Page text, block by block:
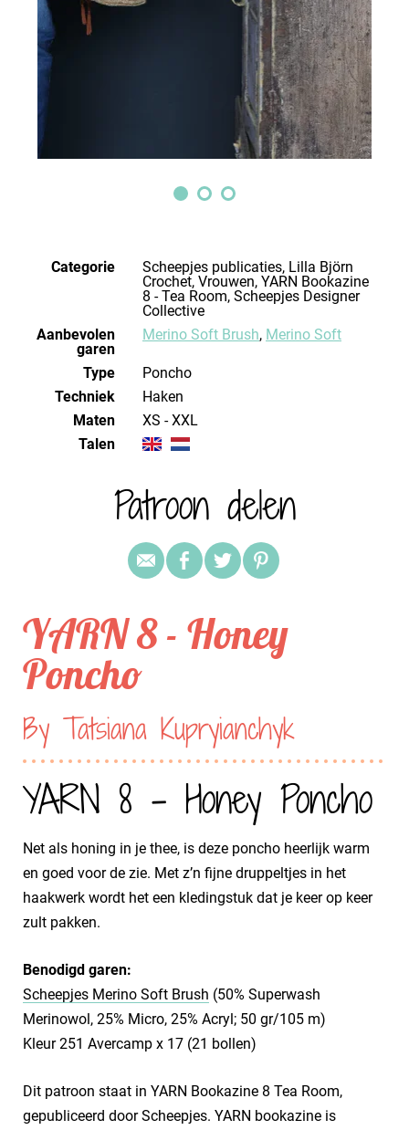
Categorie
Scheepjes publicaties, Lilla Björn
Crochet, Vrouwen, YARN Bookazine
8 - Tea Room, Scheepjes Designer
Collective
Aanbevolen
garen
Merino Soft Brush, Merino Soft
Type
Poncho
Techniek
haken
Maten
XS - XXL
Talen
Patroon delen
YARN 8 - Honey
Poncho
By Tatsiana Kupryianchyk
YARN 8 - Honey Poncho
Net als honing in je thee, is deze poncho heerlijk warm
en goed voor de zie. Met z’n fijne druppeltjes in het
haakwerk wordt het een kledingstuk dat je keer op keer
zult pakken.
Benodigd garen:
Scheepjes Merino Soft Brush (50% Superwash
Merinowol, 25% Micro, 25% Acryl; 50 gr/105 m)
Kleur 251 Avercamp x 17 (21 bollen)
Dit patroon staat in YARN Bookazine 8 Tea Room,
gepubliceerd door Scheepjes. YARN bookazine is